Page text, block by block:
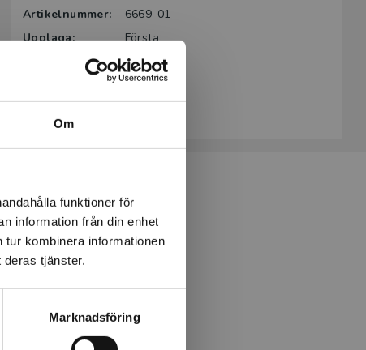
Om
funktioner för
information från din enhet
kombinera informationen
deras tjänster.
Marknadsföring
Artikelnummer:
6669-01
Upplaga:
Första
128
Köp- och leveransvillkor